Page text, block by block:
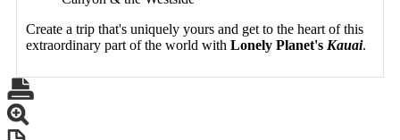
Create a trip that's uniquely yours and get to the heart of this
extraordinary part of the world with Lonely Planet's Kauai.